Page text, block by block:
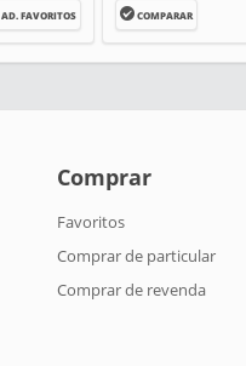
AD. FAVORITOS COMPARAR
Comprar
Favoritos
Comprar de particular
Comprar de revenda